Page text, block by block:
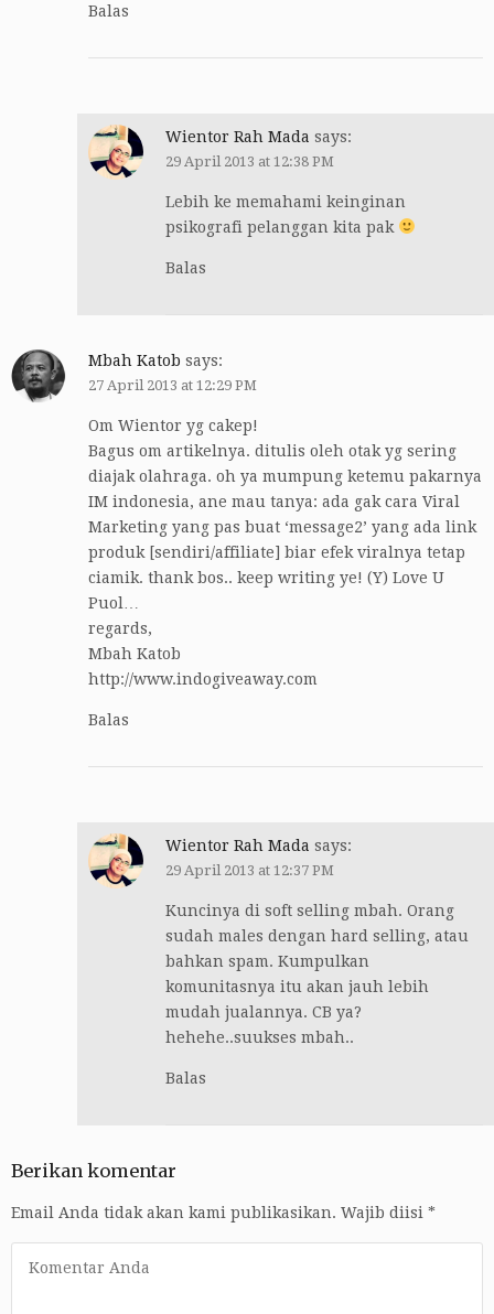
Balas
Wientor Rah Mada says:
29 April 2013 at 12:38 PM
Lebih ke memahami keinginan
psikografi pelanggan kita pak
Balas
Mbah Katob says:
27 April 2013 at 12:29 PM
Om Wientor yg cakep!
Bagus om artikelnya. ditulis oleh otak yg sering
diajak olahraga. oh ya mumpung ketemu pakarnya
IM indonesia, ane mau tanya: ada gak cara Viral
Marketing yang pas buat ‘message2’ yang ada link
produk [sendiri/affiliate] biar efek viralnya tetap
ciamik. thank bos.. keep writing ye! (Y) Love U
Puol…
regards,
Mbah Katob
http://www.indogiveaway.com
Balas
Wientor Rah Mada says:
29 April 2013 at 12:37 PM
Kuncinya di soft selling mbah. Orang
sudah males dengan hard selling, atau
bahkan spam. Kumpulkan
komunitasnya itu akan jauh lebih
mudah jualannya. CB ya?
hehehe..suukses mbah..
Balas
Berikan komentar
Email Anda tidak akan kami publikasikan. Wajib diisi *